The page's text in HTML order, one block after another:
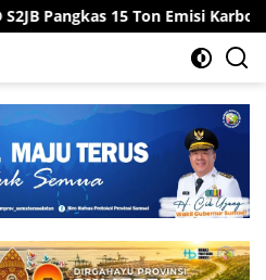
Ton Emisi Karbon Tiga